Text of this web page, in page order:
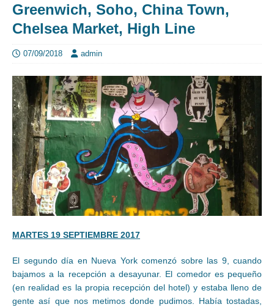
Greenwich, Soho, China Town,
Chelsea Market, High Line
07/09/2018 admin
MARTES 19 SEPTIEMBRE 2017
El segundo día en Nueva York comenzó sobre las 9, cuando
bajamos a la recepción a desayunar. El comedor es pequeño
(en realidad es la propia recepción del hotel) y estaba lleno de
gente así que nos metimos donde pudimos. Había tostadas,